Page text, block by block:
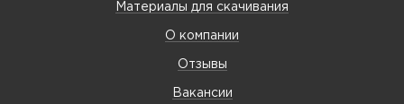
Материалы для скачивания
О компании
Отзывы
Вакансии